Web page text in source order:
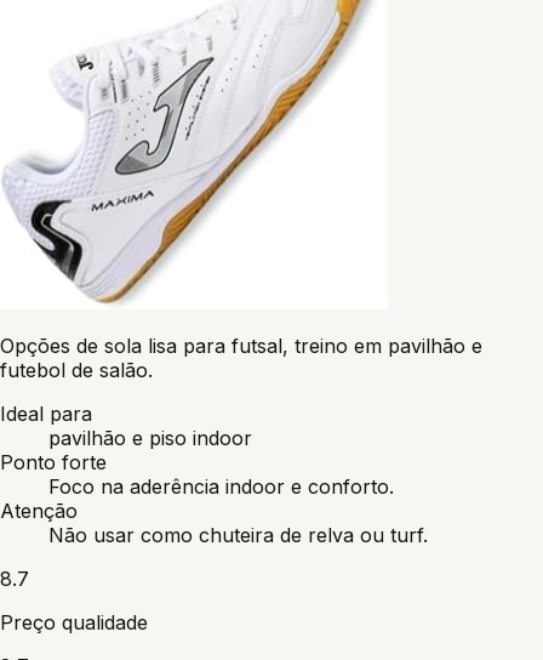
Opções de sola lisa para futsal, treino em pavilhão e
futebol de salão.
Ideal para
pavilhão e piso indoor
Ponto forte
Foco na aderência indoor e conforto.
Atenção
Não usar como chuteira de relva ou turf.
8.7
Preço qualidade